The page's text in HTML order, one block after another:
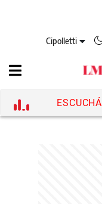
Cipolletti
ESCUCHÁ